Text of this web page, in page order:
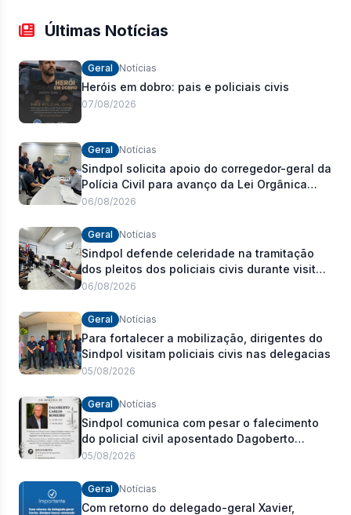
Últimas Notícias
Geral Notícias
Heróis em dobro: pais e policiais civis
07/08/2026
Geral Notícias
Sindpol solicita apoio do corregedor-geral da
Polícia Civil para avanço da Lei Orgânica
Estadual
06/08/2026
Geral Notícias
Sindpol defende celeridade na tramitação
dos pleitos dos policiais civis durante visita
às delegacias
06/08/2026
Geral Notícias
Para fortalecer a mobilização, dirigentes do
Sindpol visitam policiais civis nas delegacias
05/08/2026
Geral Notícias
Sindpol comunica com pesar o falecimento
do policial civil aposentado Dagoberto
Carlos Romeiro
05/08/2026
Geral Notícias
Com retorno do delegado-geral Xavier,